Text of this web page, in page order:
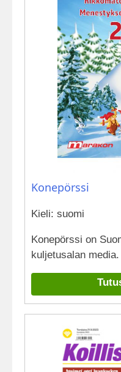
Konepörssi
Kieli: suomi
Konepörssi on
kuljetusalan media.